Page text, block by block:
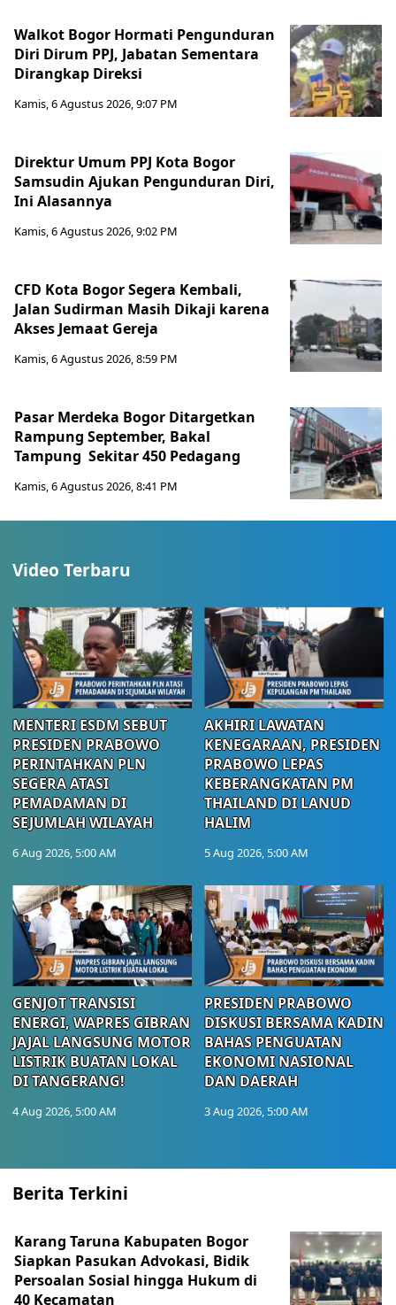
Walkot Bogor Hormati Pengunduran
Diri Dirum PPJ, Jabatan Sementara
Dirangkap Direksi
Kamis, 6 Agustus 2026, 9:07 PM
Direktur Umum PPJ Kota Bogor
Samsudin Ajukan Pengunduran Diri,
Ini Alasannya
Kamis, 6 Agustus 2026, 9:02 PM
CFD Kota Bogor Segera Kembali,
Jalan Sudirman Masih Dikaji karena
Akses Jemaat Gereja
Kamis, 6 Agustus 2026, 8:59 PM
Pasar Merdeka Bogor Ditargetkan
Rampung September, Bakal
Tampung Sekitar 450 Pedagang
Kamis, 6 Agustus 2026, 8:41 PM
Video Terbaru
MENTERI ESDM SEBUT
PRESIDEN PRABOWO
PERINTAHKAN PLN
SEGERA ATASI
PEMADAMAN DI
SEJUMLAH WILAYAH
6 Aug 2026, 5:00 AM
AKHIRI LAWATAN
KENEGARAAN, PRESIDEN
PRABOWO LEPAS
KEBERANGKATAN PM
THAILAND DI LANUD
HALIM
5 Aug 2026, 5:00 AM
GENJOT TRANSISI
ENERGI, WAPRES GIBRAN
JAJAL LANGSUNG MOTOR
LISTRIK BUATAN LOKAL
DI TANGERANG!
4 Aug 2026, 5:00 AM
PRESIDEN PRABOWO
DISKUSI BERSAMA KADIN
BAHAS PENGUATAN
EKONOMI NASIONAL
DAN DAERAH
3 Aug 2026, 5:00 AM
Berita Terkini
Karang Taruna Kabupaten Bogor
Siapkan Pasukan Advokasi, Bidik
Persoalan Sosial hingga Hukum di
40 Kecamatan